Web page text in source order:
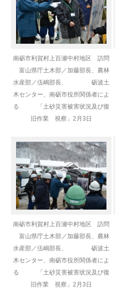
南砺市利賀村上百瀬中村地区 訪問
富山県庁土木部／加藤部長、 農林
水産部／伍嶋部長、 砺波土
木センター、南砺市役所関係者によ
る 「土砂災害被害状況及び復
旧作業 視察」2月3日
南砺市利賀村上百瀬中村地区 訪問
富山県庁土木部／加藤部長、 農林
水産部／伍嶋部長、 砺波土
木センター、南砺市役所関係者によ
る 「土砂災害被害状況及び復
旧作業 視察」2月3日